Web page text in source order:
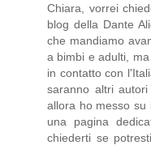
Chiara, vorrei
blog della Dante
che mandiamo
a bimbi e adulti,
in contatto con
saranno altri
allora ho messo su
una pagina
chiederti se